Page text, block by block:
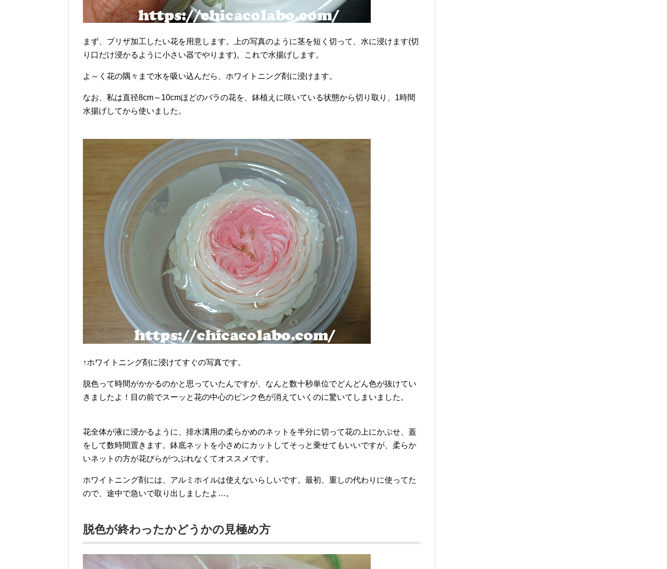
まず、プリザ加工したい花を用意します。上の写真のように茎を短く切って、水に浸けます(切
り口だけ浸かるように小さい器でやります)。これで水揚げします。
よ～く花の隅々まで水を吸い込んだら、ホワイトニング剤に浸けます。
なお、私は直径8cm～10cmほどのバラの花を、鉢植えに咲いている状態から切り取り、1時間
水揚げしてから使いました。
↑ホワイトニング剤に浸けてすぐの写真です。
脱色って時間がかかるのかと思っていたんですが、なんと数十秒単位でどんどん色が抜けてい
きましたよ！目の前でスーッと花の中心のピンク色が消えていくのに驚いてしまいました。
花全体が液に浸かるように、排水溝用の柔らかめのネットを半分に切って花の上にかぶせ、蓋
をして数時間置きます。鉢底ネットを小さめにカットしてそっと乗せてもいいですが、柔らか
いネットの方が花びらがつぶれなくてオススメです。
ホワイトニング剤には、アルミホイルは使えないらしいです。最初、重しの代わりに使ってた
ので、途中で急いで取り出しましたよ…。
脱色が終わったかどうかの見極め方